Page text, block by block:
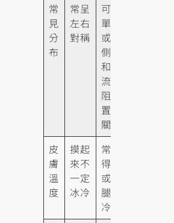
常
見
分
布
常呈
左右
對稱
可能
單側
或雙
側，
和血
流受
阻位
置有
關
皮
膚
溫
度
摸起
來不
一定
冰冷
常覺
得腳
或小
腿冰
冷